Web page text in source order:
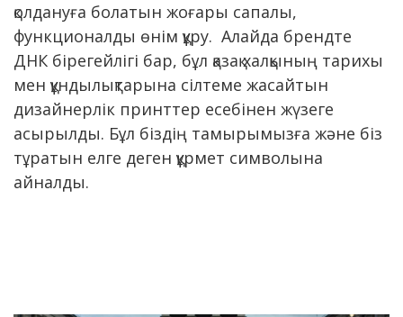
қолдануға болатын жоғары сапалы,
функционалды өнім құру. Алайда брендте
ДНК бірегейлігі бар, бұл қазақ халқының тарихы
мен құндылықтарына сілтеме жасайтын
дизайнерлік принттер есебінен жүзеге
асырылды. Бұл біздің тамырымызға және біз
тұратын елге деген құрмет символына
айналды.